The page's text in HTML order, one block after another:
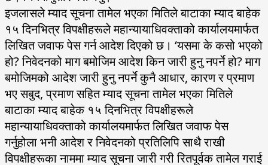
इजलासले म्याद सूचना तामेल भएका मितिले बाटाका म्याद बाहेक
१५ दिनभित्र विपक्षीहरूले महान्यायाधिवक्ताको कार्यालयमार्फत
लिखित जवाफ पेस गर्न आदेश दिएको छ। ‘यसमा के कसो भएको
हो? निवेदनको माग बमोजिम आदेश किन जारी हुनु नपर्ने हो? माग
बमोजिमको आदेश जारी हुनु नपर्ने कुनै आधार, कारण र प्रमाण
भए सबुद, प्रमाण सहित म्याद सूचना तामेल भएका मितिले
बाटाका म्याद बाहेक १५ दिनभित्र विपक्षीहरूले
महान्यायाधिवक्ताको कार्यालयमार्फत लिखित जवाफ पेस
गर्नुहोला भनी आदेश र निवेदनको प्रतिलिपि साथै राखी
विपक्षीहरूका नाममा म्याद सूचना जारी गरी रितपूर्वक तामेल गराई